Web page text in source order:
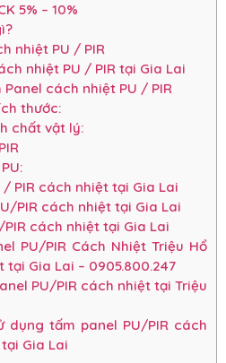
5% – 10%
nhiệt PU / PIR
nhiệt PU / PIR tại Gia Lai
cách nhiệt PU / PIR
thước:
chất vật lý:
PIR cách nhiệt tại Gia Lai
PIR cách nhiệt tại Gia Lai
cách nhiệt tại Gia Lai
PU/PIR Cách Nhiệt Triệu Hổ
Gia Lai – 0905.800.247
PU/PIR cách nhiệt tại Triệu
dụng tấm panel PU/PIR cách
Gia Lai